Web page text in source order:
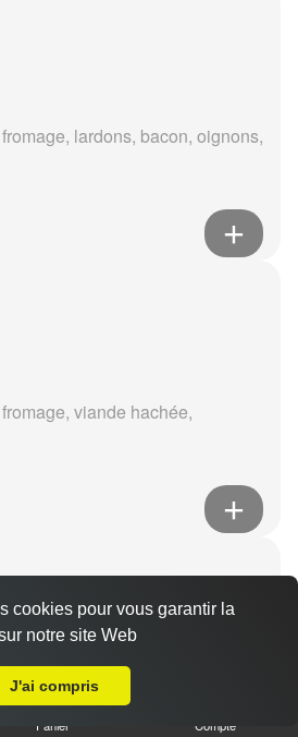
lardons, bacon, oignons,
viande hachée,
viande hachée, boursin,
Panier Compte
cookies pour vous garantir la
notre site Web
J'ai compris